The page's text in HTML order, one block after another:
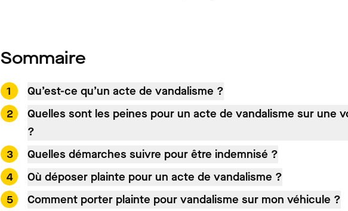
Sommaire
Qu’est-ce qu’un acte de vandalisme ?
Quelles sont les peines pour un acte de vandalisme sur une
?
Quelles démarches suivre pour être indemnisé ?
Où déposer plainte pour un acte de vandalisme ?
Comment porter plainte pour vandalisme sur mon véhicule ?